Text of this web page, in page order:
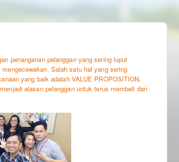
penanganan pelanggan yang sering luput
Salah satu hal yang sering
yang baik adalah VALUE PROPOSITION.
alasan pelanggan untuk terus membeli dan